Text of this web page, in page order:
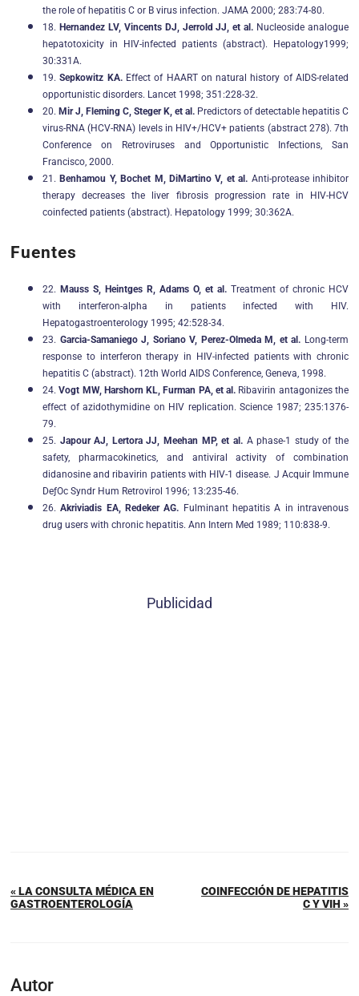
the role of hepatitis C or B virus infection. JAMA 2000; 283:74-80.
18. Hernandez LV, Vincents DJ, Jerrold JJ, et al. Nucleoside analogue
hepatotoxicity in HIV-infected patients (abstract). Hepatology1999;
30:331A.
19. Sepkowitz KA.Effect of HAART on natural history of AIDS-related
opportunistic disorders. Lancet 1998; 351:228-32.
20. Mir J, Fleming C, Steger K, et al. Predictors of detectable hepatitis C
virus-RNA (HCV-RNA) levels in HIV+/HCV+ patients (abstract 278). 7th
Conference on Retroviruses and Opportunistic Infections, San
Francisco, 2000.
21. Benhamou Y, Bochet M, DiMartino V, et al. Anti-protease inhibitor
therapy decreases the liver fibrosis progression rate in HIV-HCV
coinfected patients (abstract). Hepatology 1999; 30:362A.
Fuentes
22. Mauss S, Heintges R, Adams O, et al. Treatment of chronic HCV
with interferon-alpha in patients infected with HIV.
Hepatogastroenterology 1995; 42:528-34.
23. Garcia-Samaniego J, Soriano V, Perez-Olmeda M, et al. Long-term
response to interferon therapy in HIV-infected patients with chronic
hepatitis C (abstract). 12th World AIDS Conference, Geneva, 1998.
24.Vogt MW, Harshorn KL, Furman PA, et al. Ribavirin antagonizes the
effect of azidothymidine on HIV replication. Science 1987; 235:1376-
79.
25. Japour AJ, Lertora JJ, Meehan MP, et al.A phase-1 study of the
safety, pharmacokinetics, and antiviral activity of combination
didanosine and ribavirin patients with HIV-1 disease. J Acquir Immune
DeƒOc Syndr Hum Retrovirol 1996; 13:235-46.
26. Akriviadis EA, Redeker AG. Fulminant hepatitis A in intravenous
drug users with chronic hepatitis. Ann Intern Med 1989; 110:838-9.
Publicidad
« LA CONSULTA MÉDICA EN
GASTROENTEROLOGÍA
COINFECCIÓN DE HEPATITIS
C Y VIH »
Autor